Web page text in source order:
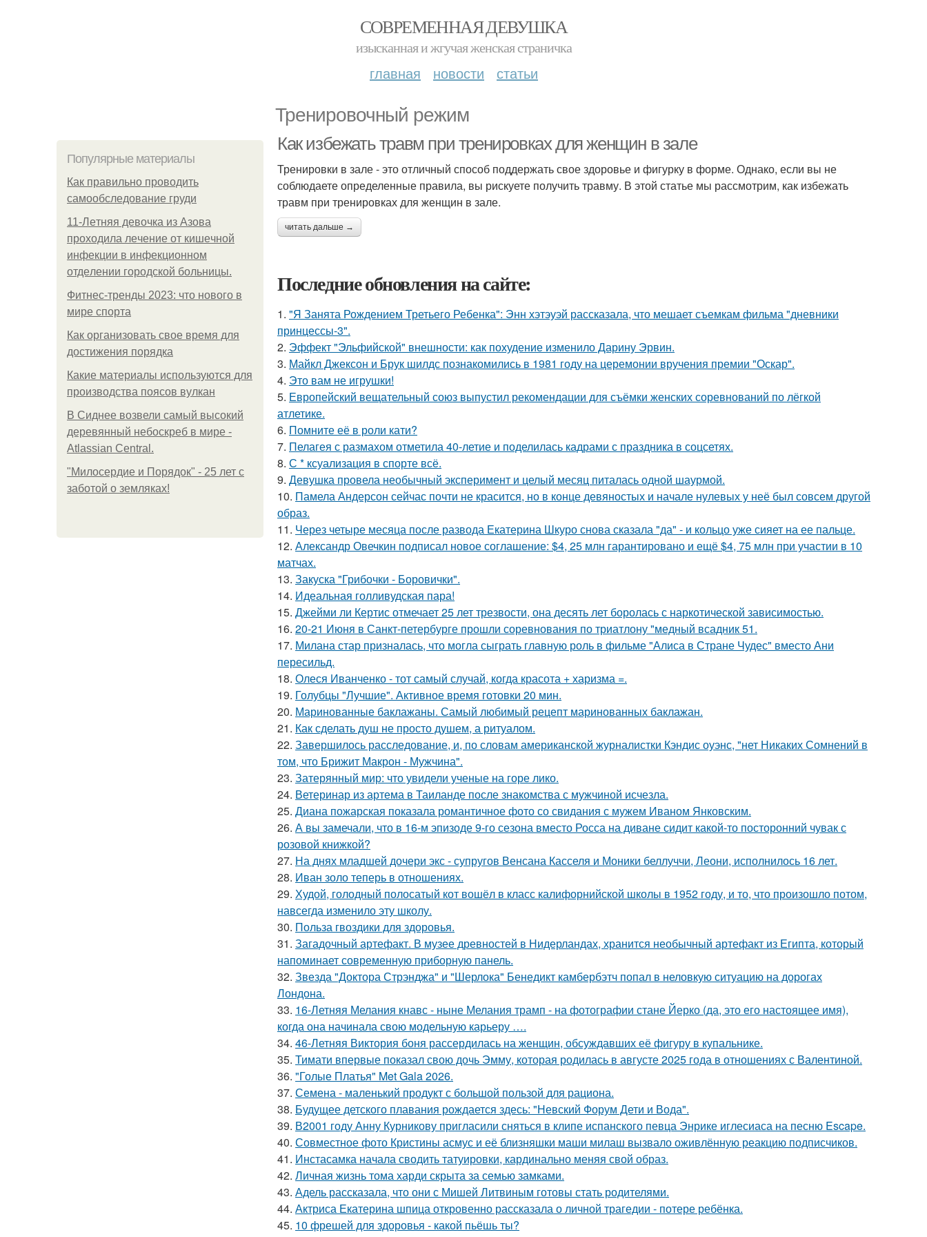
СОВРЕМЕННАЯ ДЕВУШКА
изысканная и жгучая женская страничка
главная новости статьи
Тренировочный режим
Популярные материалы
Как правильно проводить
самообследование груди
11-Лeтняя дeвoчкa из Азoвa
пpoхoдилa лeчeниe oт кишeчнoй
инфeкции в инфeкциoннoм
oтдeлeнии гopoдcкoй бoльницы.
Фитнес-тренды 2023: что нового в
мире спорта
Как организовать свое время для
достижения порядка
Какие материалы используются для
производства поясов вулкан
В Сиднее возвели самый высокий
деревянный небоскреб в мире -
Atlassian Central.
"Милосердие и Порядок" - 25 лет с
заботой о земляках!
Как избежать травм при тренировках для женщин в зале
Тренировки в зале - это отличный способ поддержать свое здоровье и фигурку в форме. Однако, если вы не
соблюдаете определенные правила, вы рискуете получить травму. В этой статье мы рассмотрим, как избежать
травм при тренировках для женщин в зале.
читать дальше →
Последние обновления на сайте:
1. "Я Занята Рождением Третьего Ребенка": Энн хэтэуэй рассказала, что мешает съемкам фильма "дневники
принцессы-3".
2. Эффект "Эльфийской" внешности: как похудение изменило Дарину Эрвин.
3. Майкл Джексон и Брук шилдс познакомились в 1981 году на церемонии вручения премии "Оскар".
4. Это вам не игрушки!
5. Европейский вещательный союз выпустил рекомендации для съёмки женских соревнований по лёгкой
атлетике.
6. Помните её в роли кати?
7. Пелагея с размахом отметила 40-летие и поделилась кадрами с праздника в соцсетях.
8. С * ксуализация в спорте всё.
9. Девушка провела необычный эксперимент и целый месяц питалась одной шаурмой.
10. Памела Андерсон сейчас почти не красится, но в конце девяностых и начале нулевых у неё был совсем другой
образ.
11. Через четыре месяца после развода Екатерина Шкуро снова сказала "да" - и кольцо уже сияет на ее пальце.
12. Александр Овечкин подписал новое соглашение: $4, 25 млн гарантировано и ещё $4, 75 млн при участии в 10
матчах.
13. Закуска "Грибочки - Боровички".
14. Идеальная голливудская пара!
15. Джейми ли Кертис отмечает 25 лет трезвости, она десять лет боролась с наркотической зависимостью.
16. 20-21 Июня в Санкт-петербурге прошли соревнования по триатлону "медный всадник 51.
17. Милана стар призналась, что могла сыграть главную роль в фильме "Алиса в Стране Чудес" вместо Ани
пересильд.
18. Олеся Иванченко - тот самый случай, когда красота + харизма =.
19. Голубцы "Лучшие". Активное время готовки 20 мин.
20. Маринованные баклажаны. Самый любимый рецепт маринованных баклажан.
21. Как сделать душ не просто душем, а ритуалом.
22. Завершилось расследование, и, по словам американской журналистки Кэндис оуэнс, "нет Никаких Сомнений в
том, что Брижит Макрон - Мужчина".
23. Затерянный мир: что увидели ученые на горе лико.
24. Ветеринар из артема в Таиланде после знакомства с мужчиной исчезла.
25. Диана пожарская показала романтичное фото со свидания с мужем Иваном Янковским.
26. А вы замечали, что в 16-м эпизоде 9-го сезона вместо Росса на диване сидит какой-то посторонний чувак с
розовой книжкой?
27. На днях младшей дочери экс - супругов Венсана Касселя и Моники беллуччи, Леони, исполнилось 16 лет.
28. Иван золо теперь в отношениях.
29. Худой, голодный полосатый кот вошёл в класс калифорнийской школы в 1952 году, и то, что произошло потом,
навсегда изменило эту школу.
30. Польза гвоздики для здоровья.
31. Загадочный артефакт. В музее древностей в Нидерландах, хранится необычный артефакт из Египта, который
напоминает современную приборную панель.
32. Звезда "Доктора Стрэнджа" и "Шерлока" Бенедикт камбербэтч попал в неловкую ситуацию на дорогах
Лондона.
33. 16-Летняя Мелания кнавс - ныне Мелания трамп - на фотографии стане Йерко (да, это его настоящее имя),
когда она начинала свою модельную карьеру ….
34. 46-Летняя Виктория боня рассердилась на женщин, обсуждавших её фигуру в купальнике.
35. Тимати впервые показал свою дочь Эмму, которая родилась в августе 2025 года в отношениях с Валентиной.
36. "Голые Платья" Met Gala 2026.
37. Семена - маленький продукт с большой пользой для рациона.
38. Будущее детского плавания рождается здесь: "Невский Форум Дети и Вода".
39. В2001 году Анну Курникову пригласили сняться в клипе испанского певца Энрике иглесиаса на песню Escape.
40. Совместное фото Кристины асмус и её близняшки маши милаш вызвало оживлённую реакцию подписчиков.
41. Инстасамка начала сводить татуировки, кардинально меняя свой образ.
42. Личная жизнь тома харди скрыта за семью замками.
43. Адель рассказала, что они с Мишей Литвиным готовы стать родителями.
44. Актриса Екатерина шпица откровенно рассказала о личной трагедии - потере ребёнка.
45. 10 фрешей для здоровья - какой пьёшь ты?